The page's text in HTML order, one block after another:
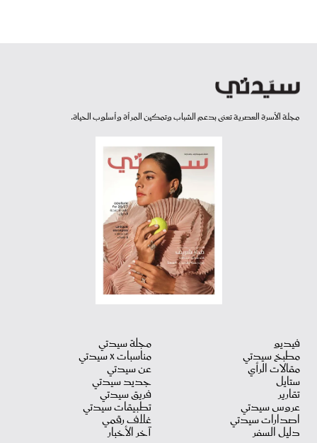
مجلة الأسرة العصرية تعنى بدعم الشباب وتمكين المرأة وأسلوب الحياة.
فيديو
مطبخ سيدتي
مقالات الرأي
ستايل
تقارير
عروس سيدتي
اصدارات سيدتي
دليل السفر
مجلة سيدتي
مناسبات X سيدتي
عن سيدتي
جديد سيدتي
فريق سيدتي
تطبيقات سيدتي
غلاف رقمي
آخر الأخبار